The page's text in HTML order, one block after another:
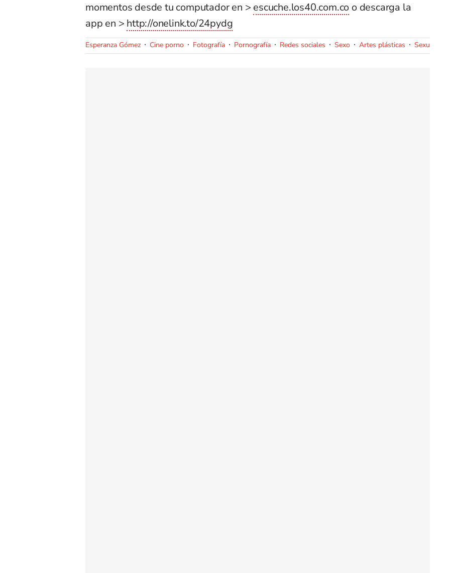
momentos desde tu computador en > escuche.los40.com.co o descarga la
app en > http://onelink.to/24pydg
Esperanza Gómez Cine porno Fotografía Pornografía Redes sociales Sexo Artes plásticas Sexualidad